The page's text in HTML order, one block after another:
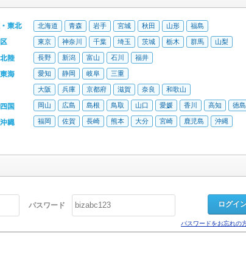
北海道 青森 岩手 宮城 秋田 山形 福島
東京 神奈川 千葉 埼玉 茨城 栃木 群馬 山梨
長野 新潟 富山 石川 福井
愛知 静岡 岐阜 三重
大阪 兵庫 京都府 滋賀 奈良 和歌山
岡山 広島 島根 鳥取 山口 愛媛 香川 高知 徳島
福岡 佐賀 長崎 熊本 大分 宮崎 鹿児島 沖縄
パスワード
パスワードをお忘れの